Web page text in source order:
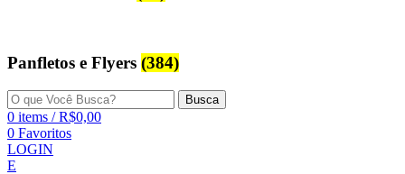
Panfletos e Flyers (384)
Busca
0 items / R$0,00
0 Favoritos
LOGIN
E